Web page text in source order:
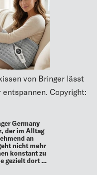
von Bringer lässt
Copyright:
Germany
der im Alltag
an
nicht mehr
konstant zu
gezielt dort …